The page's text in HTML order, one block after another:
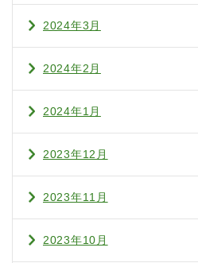
2024年3月
2024年2月
2024年1月
2023年12月
2023年11月
2023年10月